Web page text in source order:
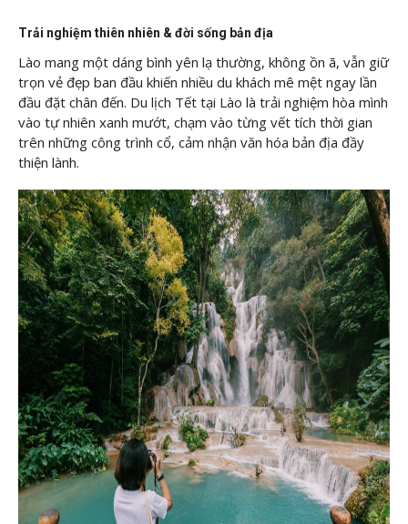
Trải nghiệm thiên nhiên & đời sống bản địa
Lào mang một dáng bình yên lạ thường, không ồn ã, vẫn giữ
trọn vẻ đẹp ban đầu khiến nhiều du khách mê mệt ngay lần
đầu đặt chân đến. Du lịch Tết tại Lào là trải nghiệm hòa mình
vào tự nhiên xanh mướt, chạm vào từng vết tích thời gian
trên những công trình cổ, cảm nhận văn hóa bản địa đầy
thiện lành.